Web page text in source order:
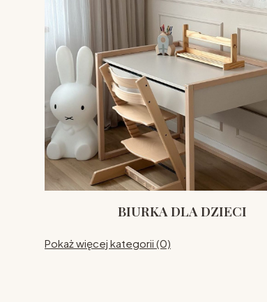
BIURKA DLA DZIECI
Pokaż więcej kategorii (0)